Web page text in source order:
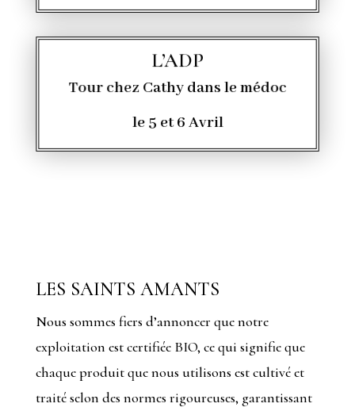
L’ADP
Tour chez Cathy dans le médoc
le 5 et 6 Avril
LES SAINTS AMANTS
Nous sommes fiers d’annoncer que notre
exploitation est certifiée BIO, ce qui signifie que
chaque produit que nous utilisons est cultivé et
traité selon des normes rigoureuses, garantissant